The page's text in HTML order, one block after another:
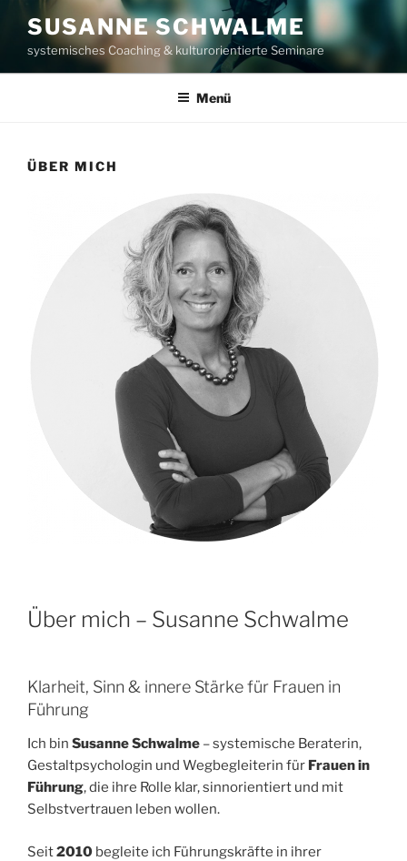
Inhalt
springen
SUSANNE SCHWALME
systemisches Coaching & kulturorientierte Seminare
Menü
ÜBER MICH
Über mich – Susanne Schwalme
Klarheit, Sinn & innere Stärke für Frauen in
Führung
Ich bin Susanne Schwalme – systemische Beraterin,
Gestaltpsychologin und Wegbegleiterin für Frauen in
Führung, die ihre Rolle klar, sinnorientiert und mit
Selbstvertrauen leben wollen.
Seit2010 begleite ich Führungskräfte in ihrer